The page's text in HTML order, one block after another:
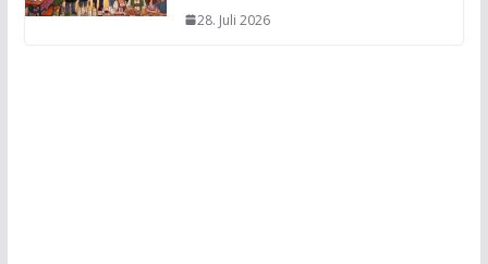
28. Juli 2026